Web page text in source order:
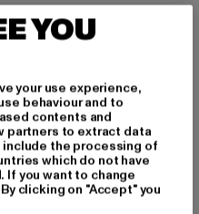
Baumwolle
|info@2y-studios.com
| DE
YOU
your use experience,
behaviour and to
contents and
partners to extract data
include the processing of
which do not have
If you want to change
clicking on "Accept" you